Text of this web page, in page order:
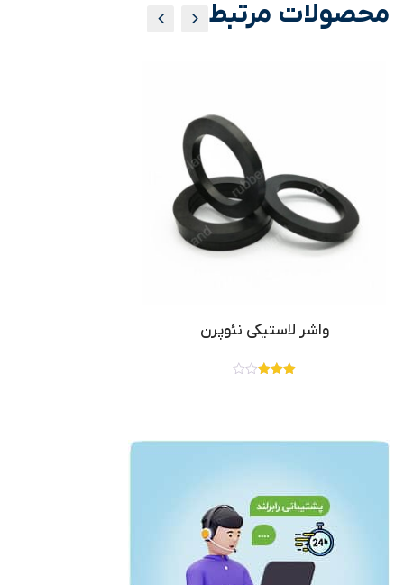
محصولات مرتبط
واشر لاستیکی نئوپرن